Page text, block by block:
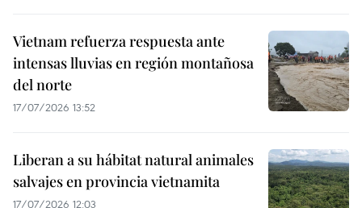
Vietnam refuerza respuesta ante
intensas lluvias en región montañosa
del norte
17/07/2026 13:52
Liberan a su hábitat natural animales
salvajes en provincia vietnamita
17/07/2026 12:03